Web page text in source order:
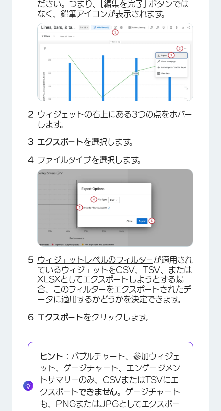
ださい。つまり、[編集を完了] ボタンでは
なく、鉛筆アイコンが表示されます。
ウィジェットの右上にある3つの点をホバー
します。
エクスポートを選択します。
ファイルタイプを選択します。
ウィジェットレベルのフィルターが適用され
ているウィジェットをCSV、TSV、または
XLSXとしてエクスポートしようとする場
合、このフィルターをエクスポートされたデ
ータに適用するかどうかを決定できます。
エクスポートをクリックします。
ヒント： バブルチャート、参加ウィジェ
ット、ゲージチャート、エンゲージメン
トサマリーのみ、CSVまたはTSVにエ
クスポートできません。ゲージチャート
も、PNGまたはJPGとしてエクスポー